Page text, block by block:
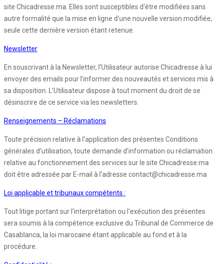
site Chicadresse.ma. Elles sont susceptibles d'être modifiées sans
autre formalité que la mise en ligne d'une nouvelle version modifiée,
seule cette dernière version étant retenue.
Newsletter
En souscrivant à la Newsletter, l’Utilisateur autorise Chicadresse à lui
envoyer des emails pour l’informer des nouveautés et services mis à
sa disposition. L’Utilisateur dispose à tout moment du droit de se
désinscrire de ce service via les newsletters.
Renseignements – Réclamations
Toute précision relative à l'application des présentes Conditions
générales d’utilisation, toute demande d'information ou réclamation
relative au fonctionnement des services sur le site Chicadresse.ma
doit être adressée par E-mail à l'adresse contact@chicadresse.ma
Loi applicable et tribunaux compétents :
Tout litige portant sur l'interprétation ou l'exécution des présentes
sera soumis à la compétence exclusive du Tribunal de Commerce de
Casablanca, la loi marocaine étant applicable au fond et à la
procédure.